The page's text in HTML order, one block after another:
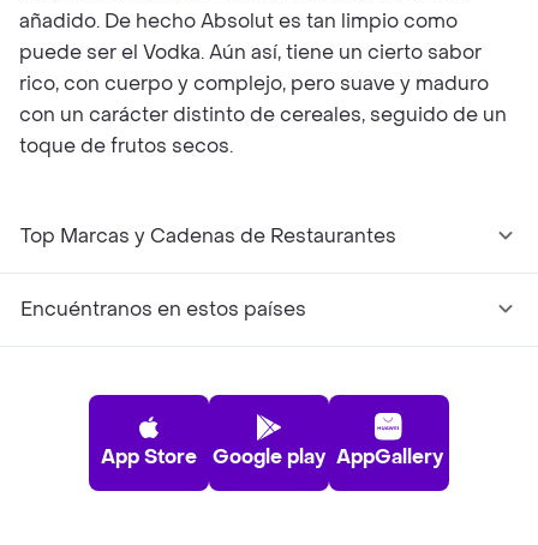
añadido. De hecho Absolut es tan limpio como
puede ser el Vodka. Aún así, tiene un cierto sabor
rico, con cuerpo y complejo, pero suave y maduro
con un carácter distinto de cereales, seguido de un
toque de frutos secos.
Top Marcas y Cadenas de Restaurantes
Encuéntranos en estos países
App Store Google play AppGallery